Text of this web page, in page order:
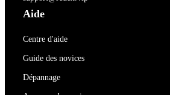
Aide
Centre d'aide
Guide des novices
Dépannage